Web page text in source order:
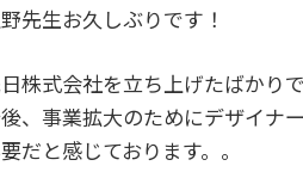
野先生お久しぶりです！
株式会社を立ち上げたばかり
、事業拡大のためにデザイナ
だと感じております。。